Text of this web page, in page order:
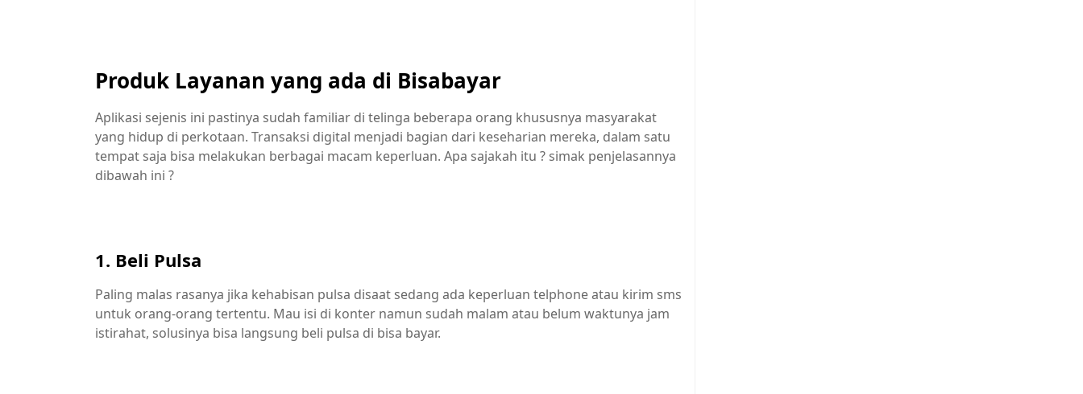
Produk Layanan yang ada di Bisabayar
Aplikasi sejenis ini pastinya sudah familiar di telinga beberapa orang khususnya masyarakat
yang hidup di perkotaan. Transaksi digital menjadi bagian dari keseharian mereka, dalam satu
tempat saja bisa melakukan berbagai macam keperluan. Apa sajakah itu ? simak penjelasannya
dibawah ini ?
1. Beli Pulsa
Paling malas rasanya jika kehabisan pulsa disaat sedang ada keperluan telphone atau kirim sms
untuk orang-orang tertentu. Mau isi di konter namun sudah malam atau belum waktunya jam
istirahat, solusinya bisa langsung beli pulsa di bisa bayar.